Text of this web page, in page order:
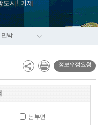
도시! 거제
민박
정보수정요청
남부면